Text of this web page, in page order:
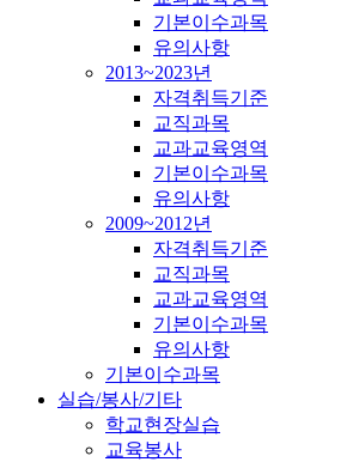
기본이수과목
유의사항
2013~2023년
자격취득기준
교직과목
교과교육영역
기본이수과목
유의사항
2009~2012년
자격취득기준
교직과목
교과교육영역
기본이수과목
유의사항
기본이수과목
실습/봉사/기타
학교현장실습
교육봉사